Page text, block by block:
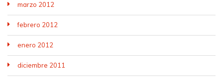
marzo 2012
febrero 2012
enero 2012
diciembre 2011